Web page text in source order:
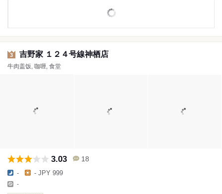
3 吉野家 １２４号線神栖店
牛肉盖饭, 咖喱, 食堂
3.03 18
- - JPY 999
-